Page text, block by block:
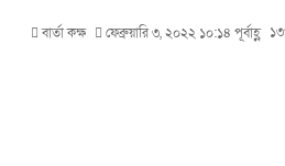
বার্তা কক্ষ ফেব্রুয়ারি ৩, ২০২২ ১০:১৪ পূর্বাহ্ণ